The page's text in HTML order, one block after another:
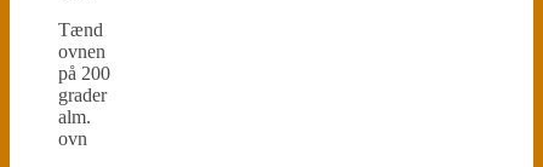
Tænd
ovnen
på 200
grader
alm.
ovn